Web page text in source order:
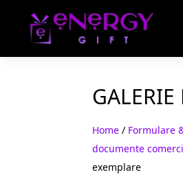
GALERIE
Home / Formulare
documente
exemplare